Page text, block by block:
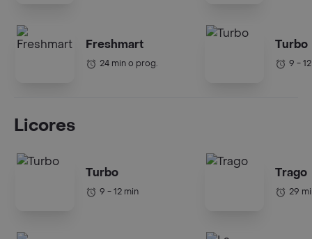
Freshmart
24 min o prog.
Turbo
9 -
Licores
Turbo
9 - 12 min
Trago
29